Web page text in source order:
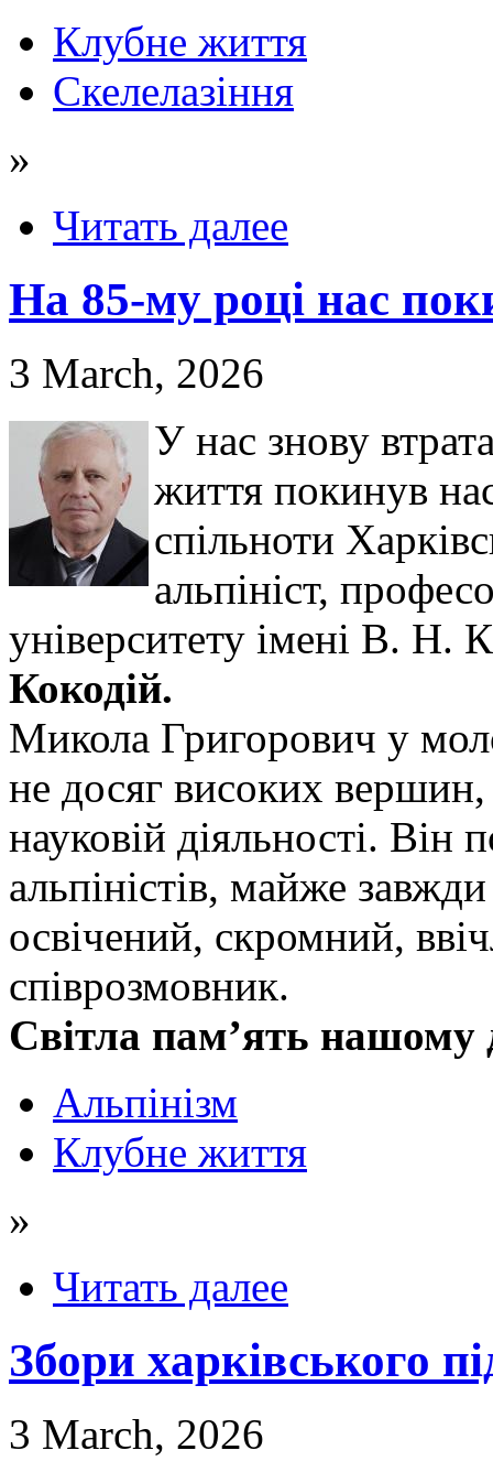
Клубне життя
Скелелазіння
»
Читать далее
На 85-му році нас
3 March, 2026
У нас знову
життя покинув
спільноти
альпініст,
університету імені В. Н.
Кокодій.
Микола Григорович у
не досяг високих
науковій діяльності. Він
альпіністів, майже
освічений, скромний,
співрозмовник.
Світла пам’ять нашому
Альпінізм
Клубне життя
»
Читать далее
Збори харківського
3 March, 2026